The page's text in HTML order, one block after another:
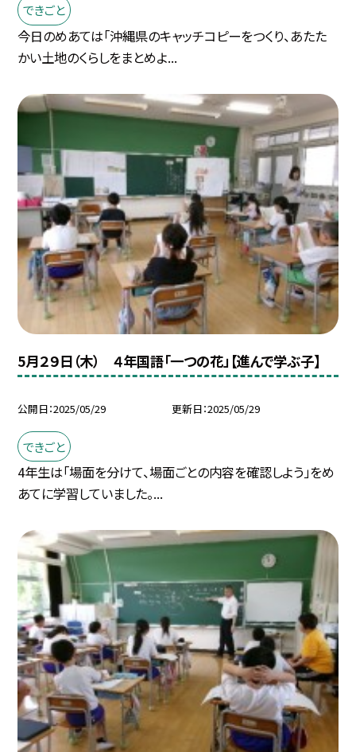
できごと
今日のめあては「沖縄県のキャッチコピーをつくり、あたた
かい土地のくらしをまとめよ...
5月２９日（木） ４年国語「一つの花」【進んで学ぶ子】
公開日 2025/05/29 更新日 2025/05/29
できごと
4年生は「場面を分けて、場面ごとの内容を確認しよう」をめ
あてに学習していました。...